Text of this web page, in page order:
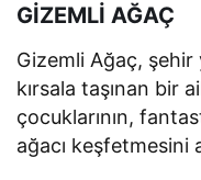
GİZEMLİ AĞAÇ
Gizemli Ağaç, şehir
kırsala taşınan bir
çocuklarının,
ağacı keşfetmesini